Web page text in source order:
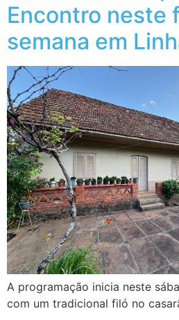
Encontro neste
semana em
A programação inicia neste
com um tradicional filó no